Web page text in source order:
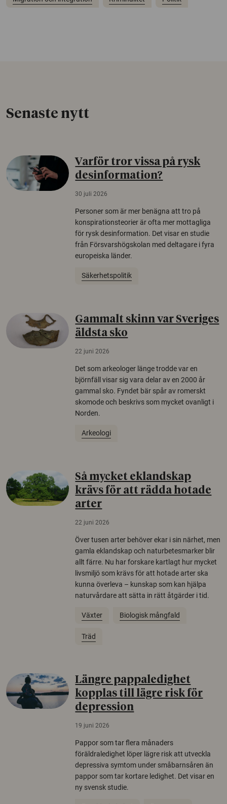
Senaste nytt
Varför tror vissa på rysk
desinformation?
30 juli 2026
Personer som är mer benägna att tro på
konspirationsteorier är ofta mer mottagliga
för rysk desinformation. Det visar en studie
från Försvarshögskolan med deltagare i fyra
europeiska länder.
Säkerhetspolitik
Gammalt skinn var Sveriges
äldsta sko
22 juni 2026
Det som arkeologer länge trodde var en
björnfäll visar sig vara delar av en 2000 år
gammal sko. Fyndet bär spår av romerskt
skomode och beskrivs som mycket ovanligt i
Norden.
Arkeologi
Så mycket eklandskap
krävs för att rädda hotade
arter
22 juni 2026
Över tusen arter behöver ekar i sin närhet, men
gamla eklandskap och naturbetesmarker blir
allt färre. Nu har forskare kartlagt hur mycket
livsmiljö som krävs för att hotade arter ska
kunna överleva – kunskap som kan hjälpa
naturvårdare att sätta in rätt åtgärder i tid.
Växter Biologisk mångfald
Träd
Längre pappaledighet
kopplas till lägre risk för
depression
19 juni 2026
Pappor som tar flera månaders
föräldraledighet löper lägre risk att utveckla
depressiva symtom under småbarnsåren än
pappor som tar kortare ledighet. Det visar en
ny svensk studie.